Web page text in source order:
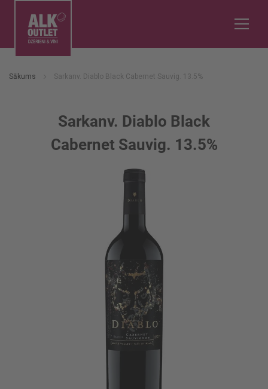
Sākums Sarkanv. Diablo Black Cabernet Sauvig. 13.5%
Sarkanv. Diablo Black
Cabernet Sauvig. 13.5%